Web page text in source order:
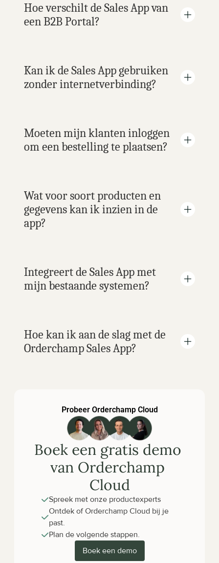
Hoe verschilt de Sales App van
een B2B Portal?
Kan ik de Sales App gebruiken
zonder internetverbinding?
Moeten mijn klanten inloggen
om een bestelling te plaatsen?
Wat voor soort producten en
gegevens kan ik inzien in de
app?
Integreert de Sales App met
mijn bestaande systemen?
Hoe kan ik aan de slag met de
Orderchamp Sales App?
Probeer Orderchamp Cloud
Boek een gratis demo
van Orderchamp
Cloud
Spreek met onze productexperts
Ontdek of Orderchamp Cloud bij je
past.
Plan de volgende stappen.
Boek een demo